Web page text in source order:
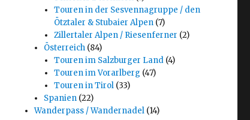
Touren in der Sesvennagruppe / den
Ötztaler & Stubaier Alpen(7)
Zillertaler Alpen / Riesenferner (2)
Österreich (84)
Touren im Salzburger Land(4)
Touren im Vorarlberg (47)
Touren in Tirol(33)
Spanien (22)
Wanderpass / Wandernadel (14)